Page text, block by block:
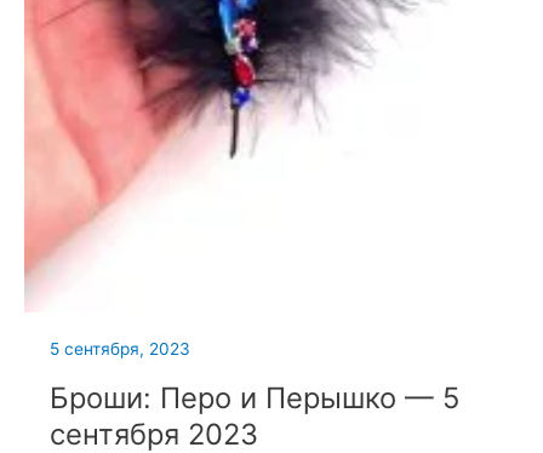
5 сентября, 2023
Броши: Перо и Перышко — 5
сентября 2023